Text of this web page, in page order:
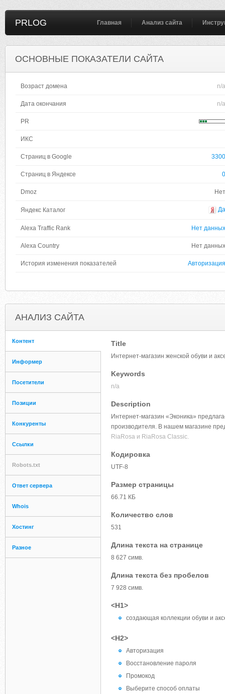
PRLOG Главная Анализ сайта
ОСНОВНЫЕ ПОКАЗАТЕЛИ САЙТА
Возраст домена n/a
Дата окончания n/a
PR
ИКС
Страниц в Google 3300
Страниц в Яндексе 0
Dmoz Нет
Яндекс Каталог Да
Alexa Traffic Rank Нет данных
Alexa Country Нет данных
История изменения показателей Авторизация
АНАЛИЗ САЙТА
Контент
Информер
Посетители
Позиции
Конкуренты
Ссылки
Robots.txt
Ответ сервера
Whois
Хостинг
Разное
Title
Интернет-магазин женской обуви и
Keywords
n/a
Description
Интернет-магазин «Эконика»
производителя. В нашем магазине
RiaRosa и RiaRosa Classic.
Кодировка
UTF-8
Размер страницы
66.71 КБ
Количество слов
531
Длина текста на странице
8 627 симв.
Длина текста без пробелов
7 928 симв.
<H1>
создающая коллекции обуви и
<H2>
Авторизация
Восстановление пароля
Промокод
Выберите способ оплаты